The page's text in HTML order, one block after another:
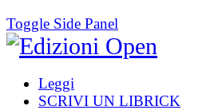
Toggle Side Panel
Leggi
SCRIVI UN LIBRICK